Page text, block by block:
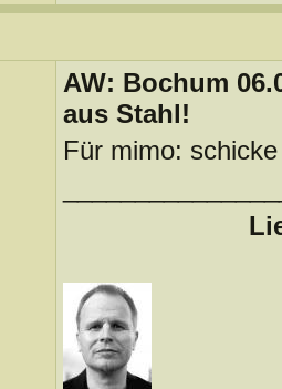
AW: Bochum
aus Stahl!
Für mimo: